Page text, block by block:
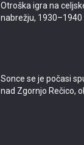
Otroška igra na
nabrežju, 1930–1940
Sonce se je počasi
nad Zgornjo Rečico,